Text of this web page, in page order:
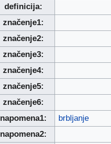
definicija:
značenje1:
značenje2:
značenje3:
značenje4:
značenje5:
značenje6:
napomena1:
brbljanje
napomena2: